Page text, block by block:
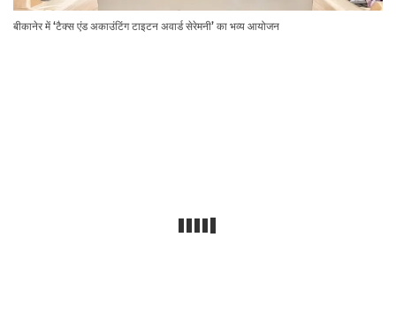
बीकानेर में ‘टैक्स एंड अकाउंटिंग टाइटन अवार्ड सेरेमनी’ का भव्य आयोजन